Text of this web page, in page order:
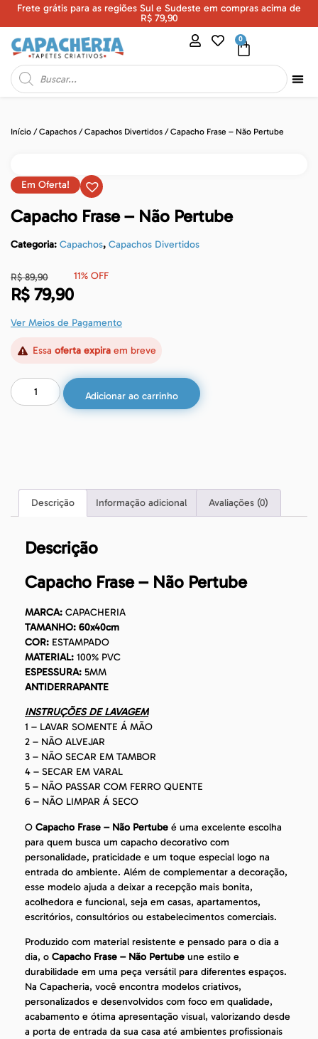
Frete grátis para as regiões Sul e Sudeste em compras acima de
R$ 79,90
0
Início /Capachos /Capachos Divertidos / Capacho Frase – Não Pertube
Em Oferta!
Capacho Frase – Não Pertube
Categoria: Capachos, Capachos Divertidos
R$89,90
R$ 79,90
11% OFF
Ver Meios de Pagamento
Essa oferta expiraem breve
Adicionar ao carrinho
Descrição Informação adicional Avaliações (0)
Descrição
Capacho Frase – Não Pertube
MARCA: CAPACHERIA
TAMANHO: 60x40cm
COR: ESTAMPADO
MATERIAL: 100% PVC
ESPESSURA: 5MM
ANTIDERRAPANTE
INSTRUÇÕES DE LAVAGEM
1 – LAVAR SOMENTE Á MÃO
2 – NÃO ALVEJAR
3 – NÃO SECAR EM TAMBOR
4 – SECAR EM VARAL
5 – NÃO PASSAR COM FERRO QUENTE
6 – NÃO LIMPAR Á SECO
O Capacho Frase – Não Pertube é uma excelente escolha
para quem busca um capacho decorativo com
personalidade, praticidade e um toque especial logo na
entrada do ambiente. Além de complementar a decoração,
esse modelo ajuda a deixar a recepção mais bonita,
acolhedora e funcional, seja em casas, apartamentos,
escritórios, consultórios ou estabelecimentos comerciais.
Produzido com material resistente e pensado para o dia a
dia, o Capacho Frase – Não Pertube une estilo e
durabilidade em uma peça versátil para diferentes espaços.
Na Capacheria, você encontra modelos criativos,
personalizados e desenvolvidos com foco em qualidade,
acabamento e ótima apresentação visual, valorizando desde
a porta de entrada da sua casa até ambientes profissionais